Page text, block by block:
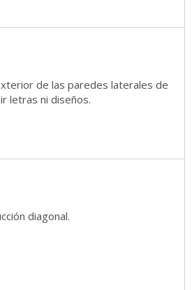
de las paredes laterales de
letras ni diseños.
diagonal.